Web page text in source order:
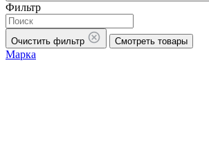
Фильтр
Очистить фильтр Смотреть товары
Марка